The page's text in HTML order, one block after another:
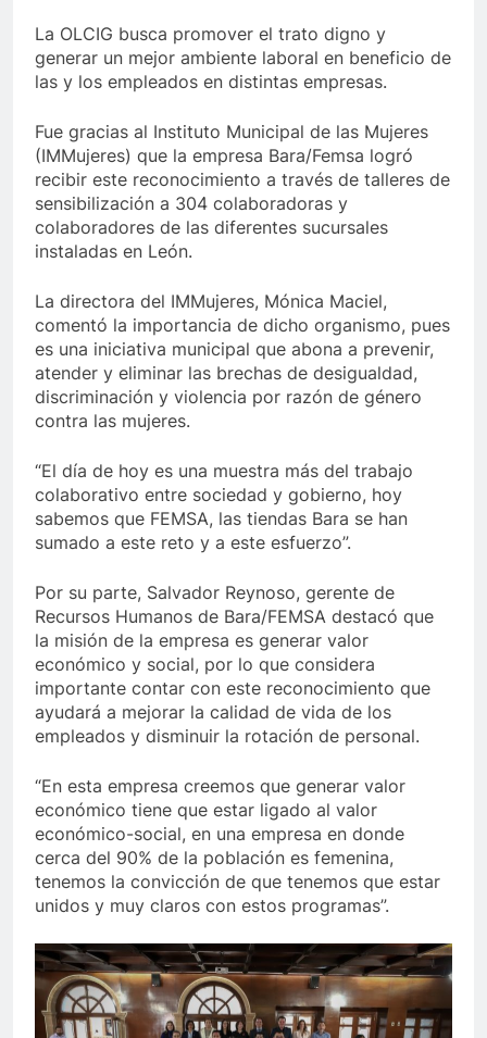
La OLCIG busca promover el trato digno y
generar un mejor ambiente laboral en beneficio de
las y los empleados en distintas empresas.
Fue gracias al Instituto Municipal de las Mujeres
(IMMujeres) que la empresa Bara/Femsa logró
recibir este reconocimiento a través de talleres de
sensibilización a 304 colaboradoras y
colaboradores de las diferentes sucursales
instaladas en León.
La directora del IMMujeres, Mónica Maciel,
comentó la importancia de dicho organismo, pues
es una iniciativa municipal que abona a prevenir,
atender y eliminar las brechas de desigualdad,
discriminación y violencia por razón de género
contra las mujeres.
“El día de hoy es una muestra más del trabajo
colaborativo entre sociedad y gobierno, hoy
sabemos que FEMSA, las tiendas Bara se han
sumado a este reto y a este esfuerzo”.
Por su parte, Salvador Reynoso, gerente de
Recursos Humanos de Bara/FEMSA destacó que
la misión de la empresa es generar valor
económico y social, por lo que considera
importante contar con este reconocimiento que
ayudará a mejorar la calidad de vida de los
empleados y disminuir la rotación de personal.
“En esta empresa creemos que generar valor
económico tiene que estar ligado al valor
económico-social, en una empresa en donde
cerca del 90% de la población es femenina,
tenemos la convicción de que tenemos que estar
unidos y muy claros con estos programas”.